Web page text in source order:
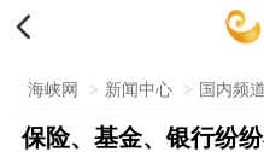

海峡网 > 新闻中心 > 国内频道
保险、基金、银行纷